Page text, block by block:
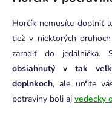
Horčík nemusíte doplniť
tiež v niektorých
zaradiť do jedálnička.
obsiahnutý v tak
doplnkoch, ale určite
potraviny boli aj vedecky